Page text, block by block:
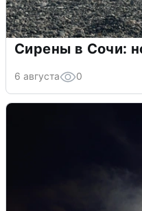
Сирены в Сочи:
6 августа 0